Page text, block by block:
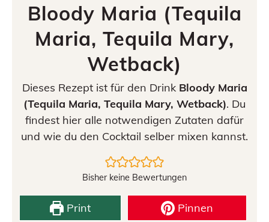
Bloody Maria (Tequila
Maria, Tequila Mary,
Wetback)
Dieses Rezept ist für den Drink Bloody Maria
(Tequila Maria, Tequila Mary, Wetback). Du
findest hier alle notwendigen Zutaten dafür
und wie du den Cocktail selber mixen kannst.
Bisher keine Bewertungen
Print Pinnen